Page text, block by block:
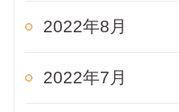
2022年8月
2022年7月